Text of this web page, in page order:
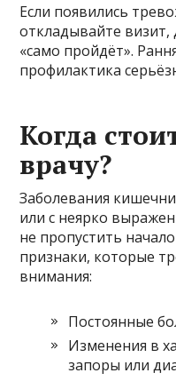
Если появились
откладывайте визит,
«само пройдёт».
профилактика
Когда
врачу?
Заболевания
или с неярко
не пропустить
признаки, которые
внимания:
Постоянные
Изменения в
запоры или